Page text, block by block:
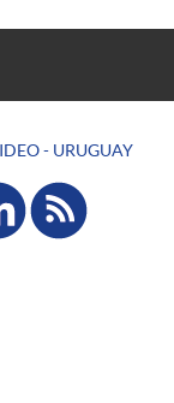
- URUGUAY